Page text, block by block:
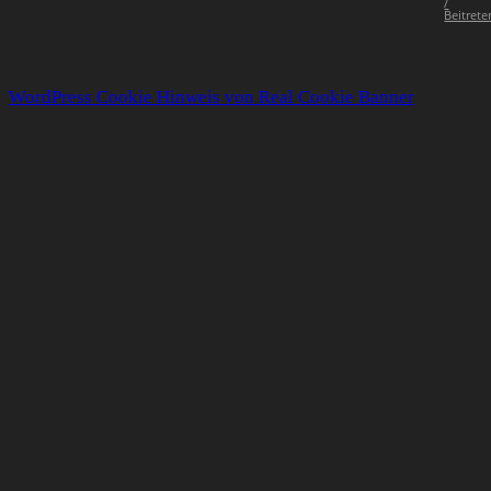
WordPress Cookie Hinweis von Real Cookie Banner